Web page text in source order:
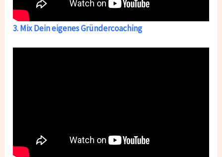
3. Mix Dein eigenes Gründercoaching